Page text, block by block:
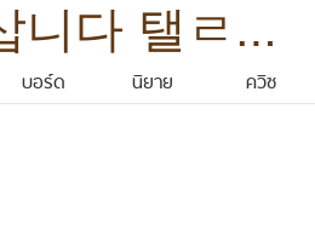
달림유심삽니다 탤ㄹㄱ램 Tsbusim 탬스뷰선불유심내구제 대학생생활비대출 봉화군무소득자생활자금대출 통신연체대납대출
บอร์ด นิยาย ควิซ